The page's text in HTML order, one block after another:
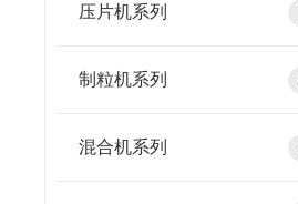
压片机系列
制粒机系列
混合机系列